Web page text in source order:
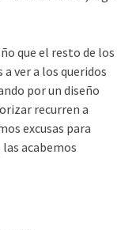
que el resto de los
ver a los queridos
por un diseño
recurren a
excusas para
acabemos